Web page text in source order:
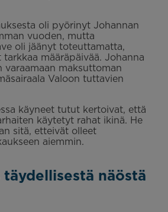
oli pyörinyt Johannan
vuoden, mutta
oli jäänyt toteuttamatta,
määräpäivää. Johanna
varaamaan maksuttoman
Valoon tuttavien
käyneet tutut kertoivat, että
käytetyt rahat ikinä. He
sitä, etteivät olleet
aiemmin.
täydellisestä näöstä